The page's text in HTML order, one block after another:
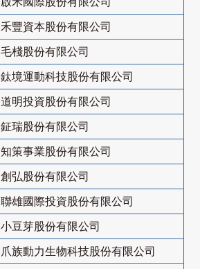
禾豐資本股份有限公司
毛棧股份有限公司
鈦境運動科技股份有限公司
道明投資股份有限公司
鉦瑞股份有限公司
知策事業股份有限公司
創弘股份有限公司
聯雄國際投資股份有限公司
小豆芽股份有限公司
爪族動力生物科技股份有限公司